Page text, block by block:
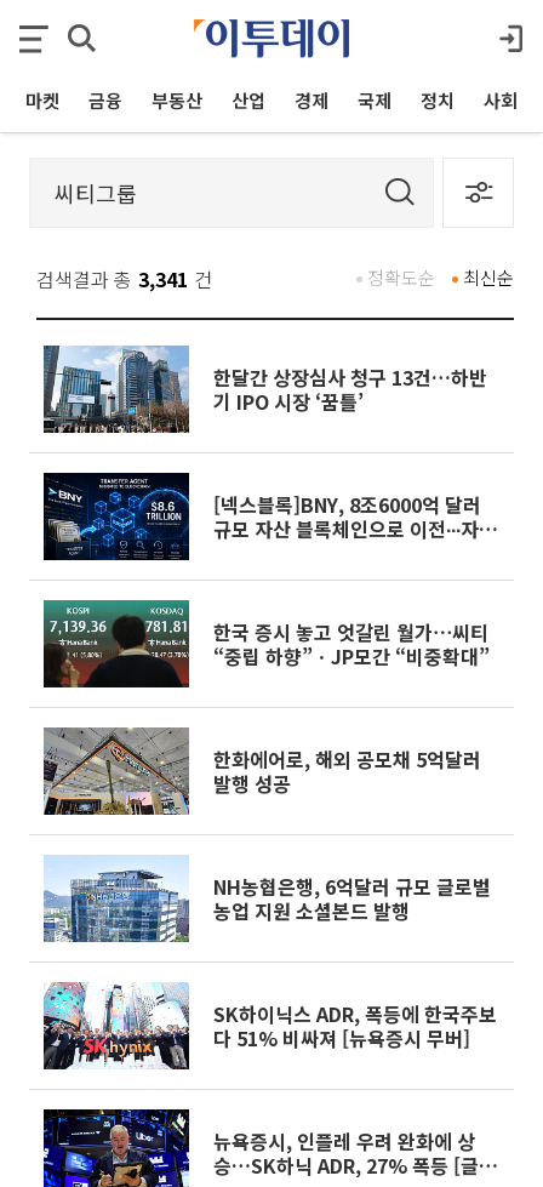
마켓 금융 부동산 산업 경제 국제 정치 사회
검색결과 총 3,341 건 최신순
정확도순
한달간 상장심사 청구 13건…하반
기 IPO 시장 ‘꿈틀’
[넥스블록]BNY, 8조6000억 달러
규모 자산 블록체인으로 이전∙∙∙자산
한국 증시 놓고 엇갈린 월가⋯씨티
“중립 하향”ㆍJP모간 “비중확대”
한화에어로, 해외 공모채 5억달러
발행 성공
NH농협은행, 6억달러 규모 글로벌
농업 지원 소셜본드 발행
SK하이닉스 ADR, 폭등에 한국주보
다 51% 비싸져 [뉴욕증시 무버]
뉴욕증시, 인플레 우려 완화에 상
승…SK하닉 ADR, 27% 폭등 [글로